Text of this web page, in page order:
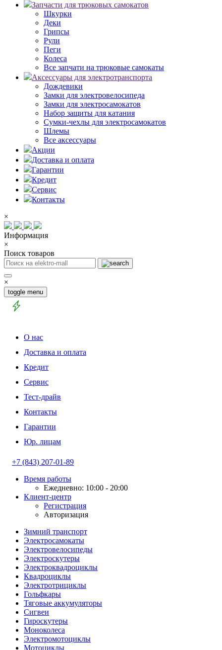
Запчасти для трюковых самокатов
Шкурки
Деки
Грипсы
Рули
Пеги
Колеса
Все запчати на трюковые самокаты
Аксессуары для электротранспорта
Дождевики
Замки для электровелосипеда
Замки для электросамокатов
Набор защиты для катания
Сумки-чехлы для электросамокатов
Шлемы
Все аксессуары
Акции
Доставка и оплата
Гарантии
Кредит
Сервис
Контакты
×
Информация
×
Поиск товаров
×
toggle menu
О нас
Доставка и оплата
Кредит
Сервис
Тест-драйв
Контакты
Гарантии
Юр. лицам
+7 (843) 207-01-89
Время работы
Ежедневно: 10:00 - 20:00
Клиент-центр
Регистрация
Авторизация
Зимний транспорт
Электросамокаты
Электровелосипеды
Электроскутеры
Электроквадроциклы
Квадроциклы
Электротрициклы
Гольфкары
Тяговые аккумуляторы
Сигвеи
Гироскутеры
Моноколеса
Электромотоциклы
Мотоциклы